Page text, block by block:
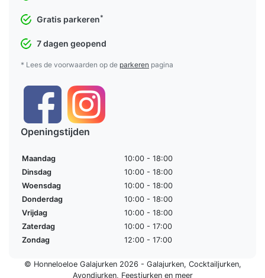
Gratis parkeren*
7 dagen geopend
* Lees de voorwaarden op de parkeren pagina
Openingstijden
Maandag
10:00 - 18:00
Dinsdag
10:00 - 18:00
Woensdag
10:00 - 18:00
Donderdag
10:00 - 18:00
Vrijdag
10:00 - 18:00
Zaterdag
10:00 - 17:00
Zondag
12:00 - 17:00
© Honneloeloe Galajurken 2026 - Galajurken, Cocktailjurken,
Avondjurken, Feestjurkenen meer